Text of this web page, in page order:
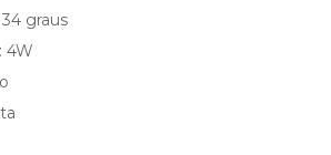
graus
4W